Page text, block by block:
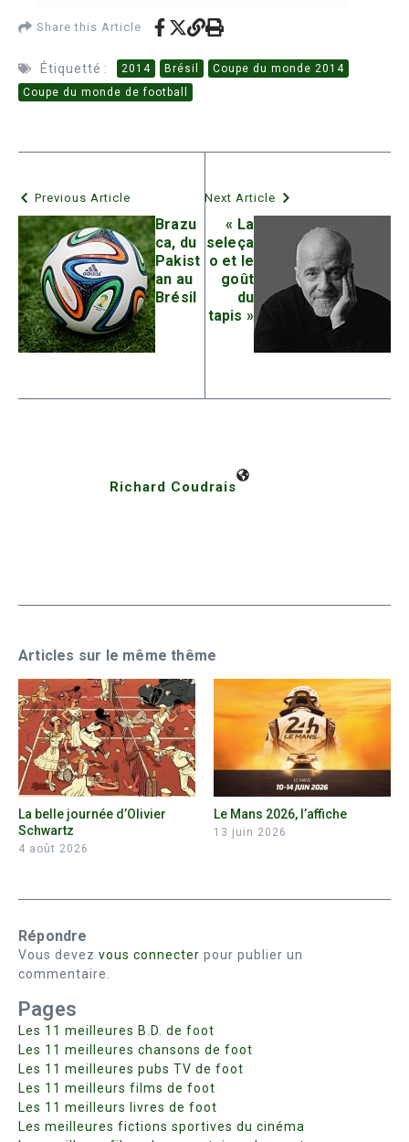
Share this Article
Étiquetté : 2014 Brésil
Coupe du monde 2014
Coupe du monde de football
Previous Article
Brazu
ca, du
Pakist
an au
Brésil
Next Article
« La
seleça
o et le
goût
du
tapis »
Richard Coudrais
Articles sur le même thême
La belle journée d’Olivier
Schwartz
4 août 2026
Le Mans 2026, l’affiche
13 juin 2026
Répondre
Vous devez vous connecter pour publier un
commentaire.
Pages
Les 11 meilleures B.D. de foot
Les 11 meilleures chansons de foot
Les 11 meilleures pubs TV de foot
Les 11 meilleurs films de foot
Les 11 meilleurs livres de foot
Les meilleures fictions sportives du cinéma